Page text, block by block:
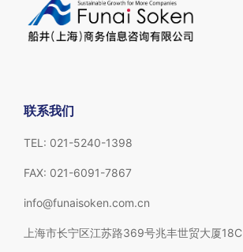
联系我们
TEL: 021-5240-1398
FAX: 021-6091-7867
info@funaisoken.com.cn
上海市长宁区江苏路369号兆丰世贸大厦18C